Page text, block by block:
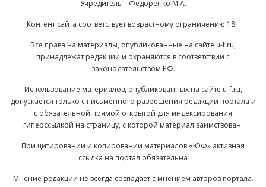
Учредитель – Федоренко М.А.
Контент сайта соответствует возрастному ограничению 18+
Все права на материалы, опубликованные на сайте u-f.ru,
принадлежат редакции и охраняются в соответствии с
законодательством РФ.
Использование материалов, опубликованных на сайте u-f.ru,
допускается только с письменного разрешения редакции портала и
с обязательной прямой открытой для индексирования
гиперссылкой на страницу, с которой материал заимствован.
При цитировании и копировании материалов «ЮФ» активная
ссылка на портал обязательна
Мнение редакции не всегда совпадает с мнением авторов портала.